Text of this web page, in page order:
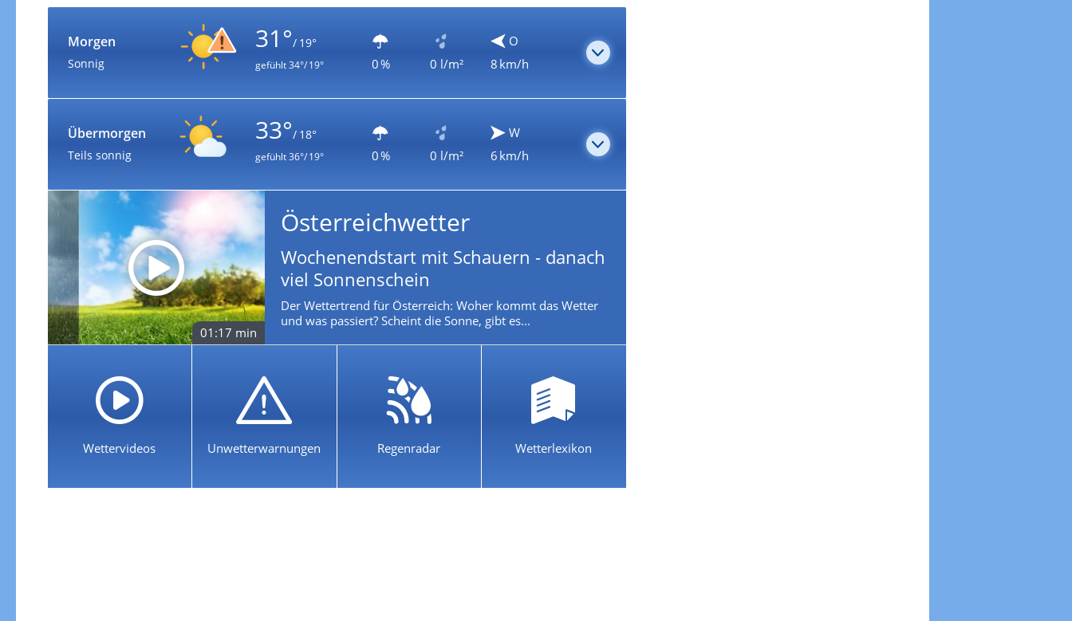
Morgen
Sonnig
31°/ 19°
gefühlt34°/ 19° 0 % 0 l/m²
O
8 km/h
Übermorgen
Teils sonnig
33°/ 18°
gefühlt36°/ 19° 0 % 0 l/m²
W
6 km/h
01:17 min
Österreichwetter
Wochenendstart mit Schauern - danach
viel Sonnenschein
Der Wettertrend für Österreich: Woher kommt das Wetter
und was passiert? Scheint die Sonne, gibt es...
Wettervideos Unwetterwarnungen Regenradar Wetterlexikon